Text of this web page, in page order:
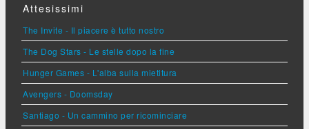
Attesissimi
The Invite - Il piacere è tutto nostro
The Dog Stars - Le stelle dopo la fine
Hunger Games - L'alba sulla mietitura
Avengers - Doomsday
Santiago - Un cammino per ricominciare